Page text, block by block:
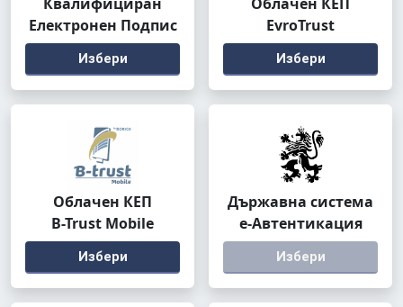
Електронен Подпис
Избери
EvroTrust
Избери
Облачен КЕП
B-Trust Mobile
Избери
Държавна система
е-Автентикация
Избери